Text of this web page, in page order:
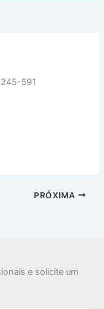
591
PRÓXIMA
e solicite um